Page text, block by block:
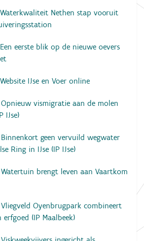
Waterkwaliteit Nethen stap vooruit
eerste blik op de nieuwe oevers
IJse en Voer online
vismigratie aan de molen
IJse)
geen vervuild wegwater
Ring in IJse (IP IJse)
brengt leven aan Vaartkom
Oyenbrugpark combineert
(IP Maalbeek)